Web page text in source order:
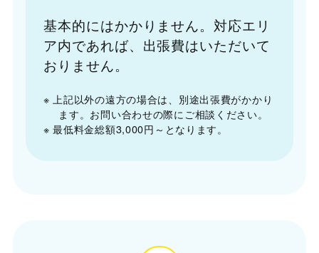
基本的にはかかりません。対応エリ
ア内であれば、出張費はいただいて
おりません。
※ 上記以外の遠方の場合は、別途出張費がかかり
ます。お問い合わせの際にご相談ください。
※ 最低料金総額3,000円～となります。